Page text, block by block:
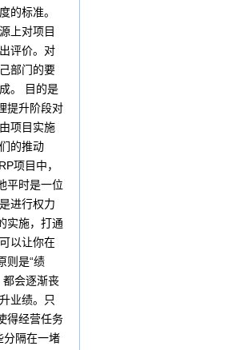
的标准。
上对项目
评价。对
部门的要
。 目的是
提升阶段对
项目实施
的推动
项目中，
平时是一位
进行权力
实施，打通
以让你在
则是“绩
都会逐渐丧
业绩。只
得经营任务
分隔在一堵